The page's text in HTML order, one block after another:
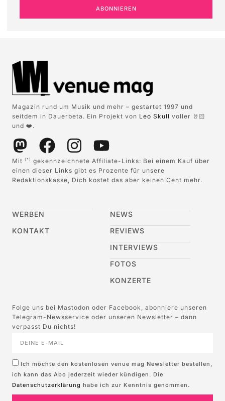
ABONNIEREN
Magazin rund um Musik und mehr – gestartet 1997 und
seitdem in Dauerbeta. Ein Projekt von Leo Skull voller 🤘🏻
und ❤️.
Mit (*)
gekennzeichnete Affiliate-Links: Bei einem Kauf über
einen dieser Links gibt es Prozente für unsere
Redaktionskasse, Dich kostet das aber keinen Cent mehr.
WERBEN
KONTAKT
NEWS
REVIEWS
INTERVIEWS
FOTOS
KONZERTE
Folge uns bei Mastodon oder Facebook, abonniere unseren
Telegram-Newsservice oder unseren Newsletter – dann
verpasst Du nichts!
Ich möchte den kostenlosen venue mag Newsletter bestellen,
ich kann das Abo jederzeit wieder kündigen. Die
Datenschutzerklärung habe ich zur Kenntnis genommen.